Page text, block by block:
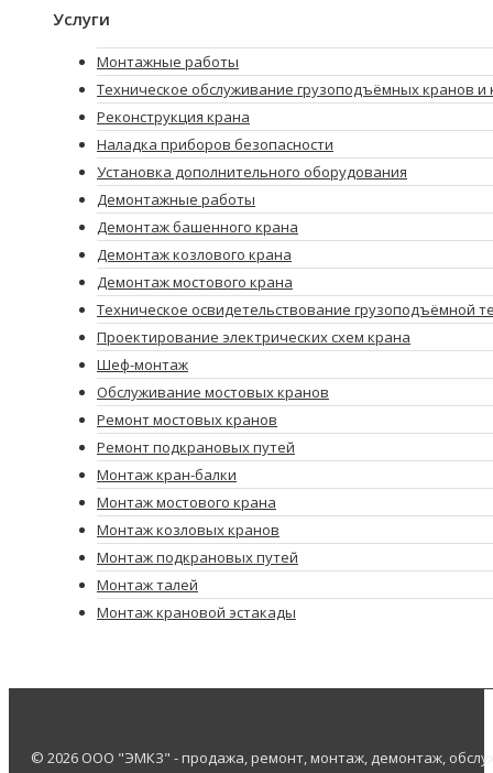
Услуги
Монтажные работы
Техническое обслуживание грузоподъёмных кранов и
Реконструкция крана
Наладка приборов безопасности
Установка дополнительного оборудования
Демонтажные работы
Демонтаж башенного крана
Демонтаж козлового крана
Демонтаж мостового крана
Техническое освидетельствование грузоподъёмной
Проектирование электрических схем крана
Шеф-монтаж
Обслуживание мостовых кранов
Ремонт мостовых кранов
Ремонт подкрановых путей
Монтаж кран-балки
Монтаж мостового крана
Монтаж козловых кранов
Монтаж подкрановых путей
Монтаж талей
Монтаж крановой эстакады
© 2026 ООО "ЭМКЗ" - продажа, ремонт, монтаж, демонтаж,